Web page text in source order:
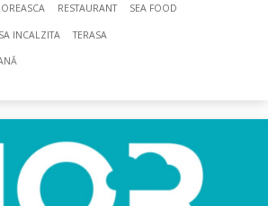
RESTAURANT SEA FOOD
INCALZITA TERASA